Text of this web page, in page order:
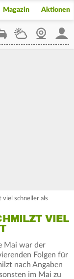
Magazin Aktionen
WetterWebcam
viel schneller als
VIEL
Mai war der
Folgen für
nach Angaben
im Mai zu